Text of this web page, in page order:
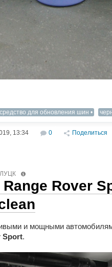
средство для обновления шин
13:34 0 Поделиться
Rover
и мощными
Sport.